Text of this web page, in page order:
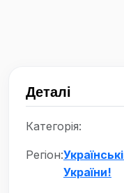
Деталі
Категорія:
Регіон:
України!